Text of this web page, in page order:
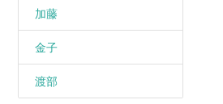
加藤
金子
渡部